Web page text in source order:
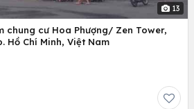
13
chung cư Hoa Phượng/ Zen Tower,
Hồ Chí Minh, Việt Nam